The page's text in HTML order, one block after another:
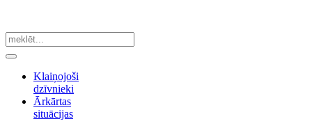
Klaiņojoši
dzīvnieki
Ārkārtas
situācijas